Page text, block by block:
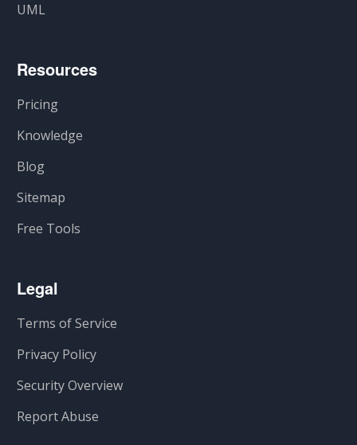
UML
Resources
Pricing
Knowledge
Blog
Sitemap
Free Tools
Legal
Terms of Service
Privacy Policy
Security Overview
Report Abuse